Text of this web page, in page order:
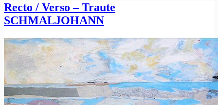
Recto / Verso – Traute
SCHMALJOHANN